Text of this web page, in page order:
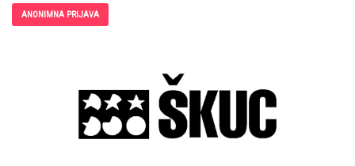
ANONIMNA PRIJAVA